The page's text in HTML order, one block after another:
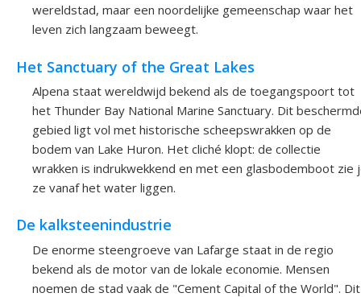
wereldstad, maar een noordelijke gemeenschap waar het
leven zich langzaam beweegt.
Het Sanctuary of the Great Lakes
Alpena staat wereldwijd bekend als de toegangspoort tot
het Thunder Bay National Marine Sanctuary. Dit
gebied ligt vol met historische scheepswrakken op de
bodem van Lake Huron. Het cliché klopt: de collectie
wrakken is indrukwekkend en met een glasbodemboot zie
ze vanaf het water liggen.
De kalksteenindustrie
De enorme steengroeve van Lafarge staat in de regio
bekend als de motor van de lokale economie. Mensen
noemen de stad vaak de "Cement Capital of the World". Dit